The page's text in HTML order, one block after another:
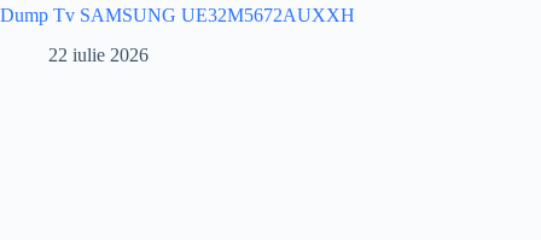
Dump Tv SAMSUNG UE32M5672AUXXH
22 iulie 2026